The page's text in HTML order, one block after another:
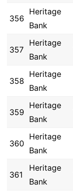
356
Heritage
Bank
357
Heritage
Bank
358
Heritage
Bank
359
Heritage
Bank
360
Heritage
Bank
361
Heritage
Bank